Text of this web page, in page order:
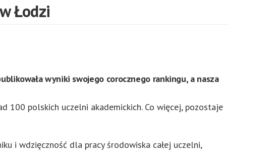
Łodzi
wyniki swojego corocznego rankingu, a nasza
100 polskich uczelni akademickich. Co więcej, pozostaje
i wdzięczność dla pracy środowiska całej uczelni,